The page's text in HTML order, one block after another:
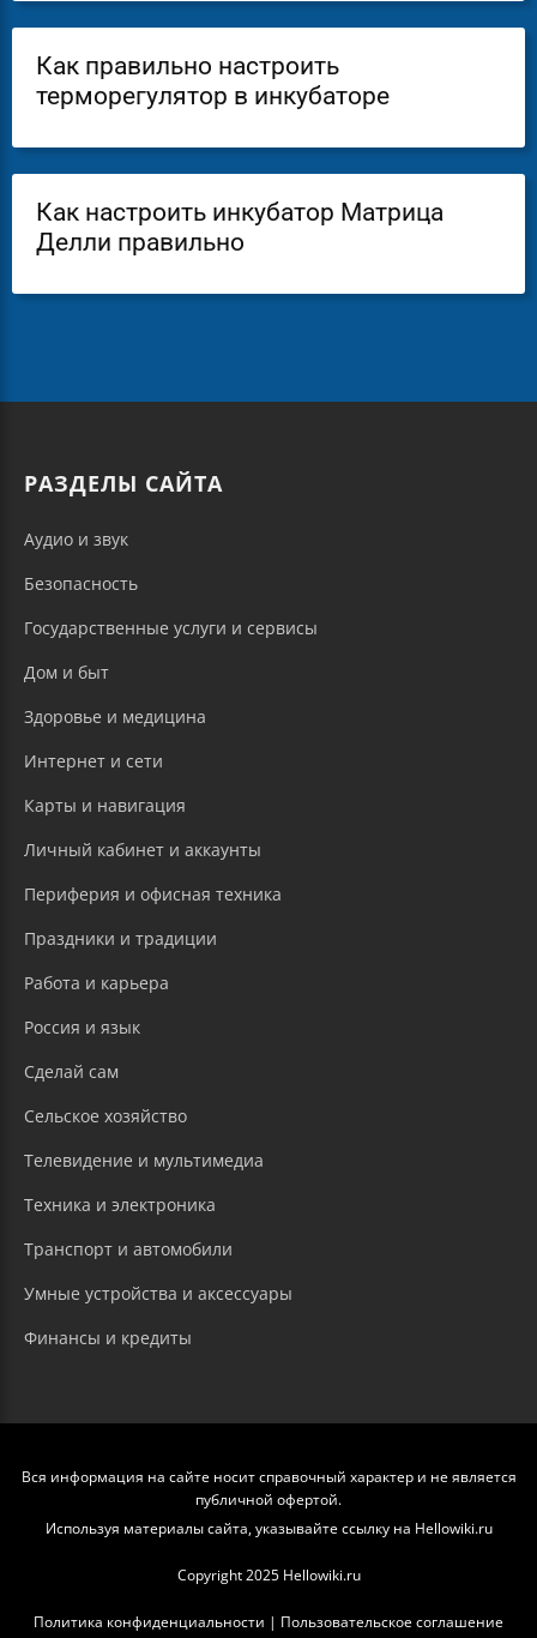
Как правильно настроить
терморегулятор в инкубаторе
Как настроить инкубатор Матрица
Делли правильно
РАЗДЕЛЫ САЙТА
Аудио и звук
Безопасность
Государственные услуги и сервисы
Дом и быт
Здоровье и медицина
Интернет и сети
Карты и навигация
Личный кабинет и аккаунты
Периферия и офисная техника
Праздники и традиции
Работа и карьера
Россия и язык
Сделай сам
Сельское хозяйство
Телевидение и мультимедиа
Техника и электроника
Транспорт и автомобили
Умные устройства и аксессуары
Финансы и кредиты
Вся информация на сайте носит справочный характер и не является
публичной офертой.
Используя материалы сайта, указывайте ссылку на Hellowiki.ru
Copyright 2025 Hellowiki.ru
Политика конфиденциальности | Пользовательское соглашение